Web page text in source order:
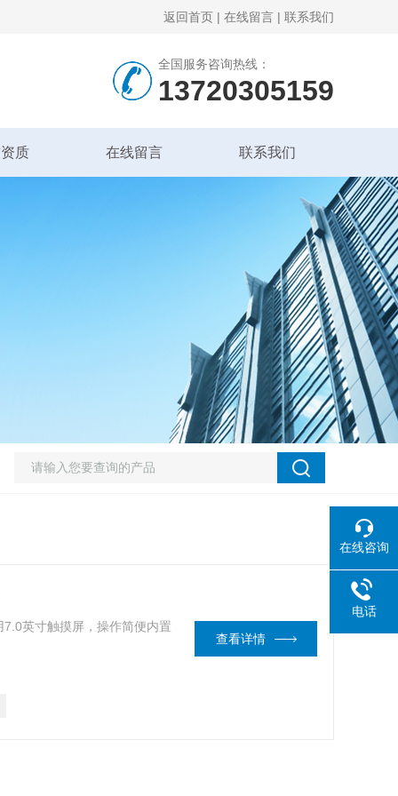
返回首页 | 在线留言 | 联系我们
全国服务咨询热线：
13720305159
质 在线留言 联系我们
英寸触摸屏，操作简便内置
查看详情
在线咨询
电话